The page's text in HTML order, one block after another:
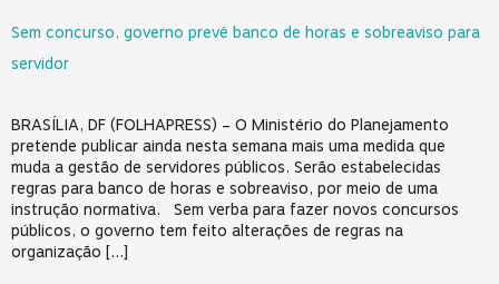
Sem concurso, governo prevê banco de horas e sobreaviso para
servidor
BRASÍLIA, DF (FOLHAPRESS) – O Ministério do Planejamento
pretende publicar ainda nesta semana mais uma medida que
muda a gestão de servidores públicos. Serão estabelecidas
regras para banco de horas e sobreaviso, por meio de uma
instrução normativa. Sem verba para fazer novos concursos
públicos, o governo tem feito alterações de regras na
organização […]